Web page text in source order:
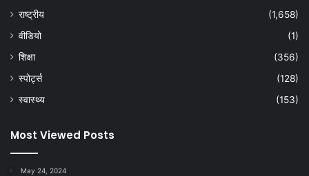
राष्ट्रीय
(1,658)
वीडियो
(1)
शिक्षा
(356)
स्पोर्ट्स
(128)
स्वास्थ्य
(153)
Most Viewed Posts
May 24, 2024